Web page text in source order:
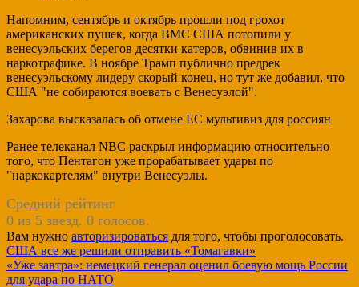
Напомним, сентябрь и октябрь прошли под грохот
американских пушек, когда ВМС США потопили у
венесуэльских берегов десятки катеров, обвинив их в
наркотрафике. В ноябре Трамп публично предрек
венесуэльскому лидеру скорый конец, но тут же добавил, что
США "не собираются воевать с Венесуэлой".
Захарова высказалась об отмене ЕС мультивиз для россиян
Ранее телеканал NBC раскрыл информацию относительно
того, что Пентагон уже прорабатывает удары по
"наркокартелям" внутри Венесуэлы.
Средний рейтинг
0 из 5 звезд. 0 голосов.
Вам нужно авторизироваться для того, чтобы проголосовать.
Навигация
по
США все же решили отправить «Томагавки»
«Уже завтра»: немецкий генерал оценил боевую мощь России
для удара по НАТО